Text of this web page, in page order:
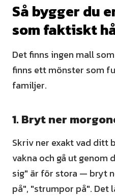
Så bygger du
som faktiskt
Det finns ingen mall
finns ett mönster som
familjer.
1. Bryt ner
Skriv ner exakt vad ditt
vakna och gå ut genom
sig" är för stora — bryt
på", "strumpor på". Det